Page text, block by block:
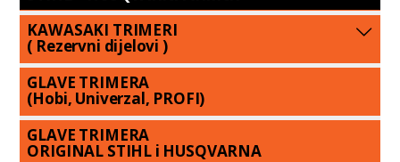
KAWASAKI TRIMERI
( Rezervni dijelovi )
GLAVE TRIMERA
(Hobi, Univerzal, PROFI)
GLAVE TRIMERA
ORIGINAL STIHL i HUSQVARNA